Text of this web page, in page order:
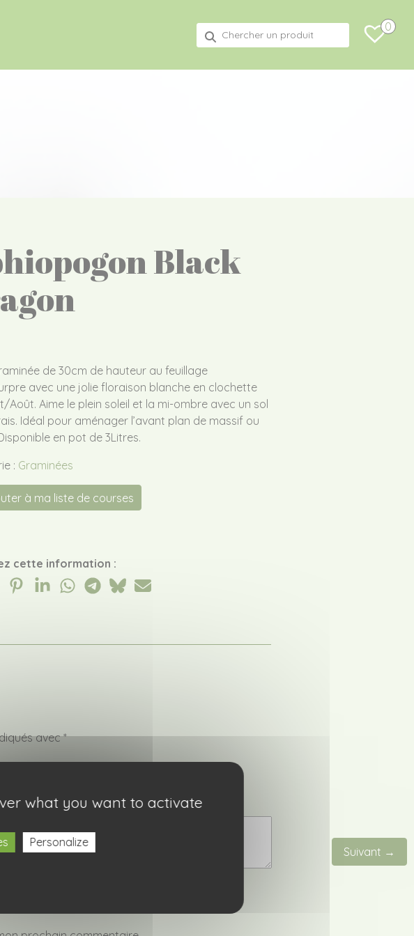
Recherche
pour :
0
Suivant →
Black
de 30cm de hauteur au feuillage
avec une jolie floraison blanche en clochette
Août. Aime le plein soleil et la mi-ombre avec un sol
Idéal pour aménager l’avant plan de massif ou
en pot de 3Litres.
: Graminées
à ma liste de courses
cette information :
avec*
what you want to activate
Personalize